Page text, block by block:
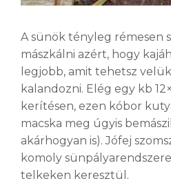
A sünök tényleg rémesen
mászkálni azért, hogy
legjobb, amit tehetsz
kalandozni. Elég egy kb
kerítésen, ezen kóbor
macska meg úgyis
akárhogyan is). Jófej
komoly
telkeken keresztül.